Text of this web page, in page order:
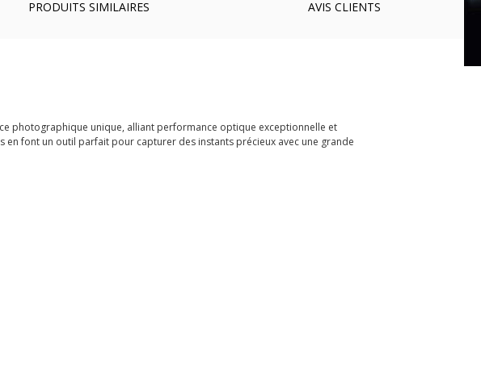
PRODUITS SIMILAIRES AVIS CLIENTS
photographique unique, alliant performance optique exceptionnelle et
font un outil parfait pour capturer des instants précieux avec une grande